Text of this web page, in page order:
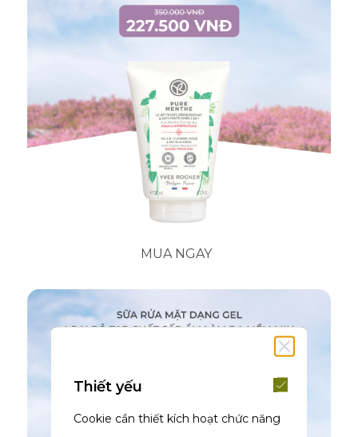
MUA NGAY
Thiết yếu
Cookie cần thiết kích hoạt chức năng